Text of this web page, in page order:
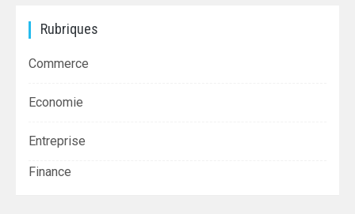
Rubriques
Commerce
Economie
Entreprise
Finance